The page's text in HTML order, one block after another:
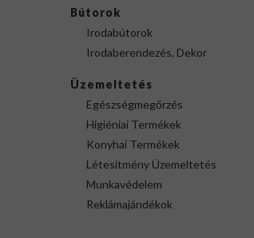
Bútorok
Irodabútorok
Irodaberendezés, Dekor
Üzemeltetés
Egészségmegőrzés
Higiéniai Termékek
Konyhai Termékek
Létesítmény Üzemeltetés
Munkavédelem
Reklámajándékok